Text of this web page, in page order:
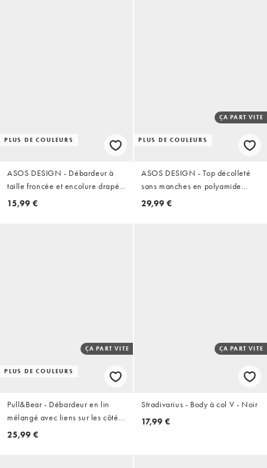
PLUS DE COULEURS
ASOS DESIGN - Débardeur à
taille froncée et encolure drapée
- Noir
15,99 €
PLUS DE COULEURS
ÇA PART VITE
ASOS DESIGN - Top décolleté
sans manches en polyamide
avec taille cintrée et détail noué
29,99 €
PLUS DE COULEURS
ÇA PART VITE
Pull&Bear - Débardeur en lin
mélangé avec liens sur les côtés
- Noir
25,99 €
ÇA PART VITE
Stradivarius - Body à col V - Noir
17,99 €